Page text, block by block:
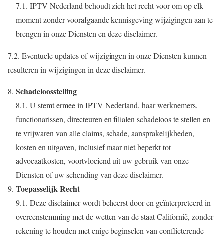
7.1. IPTV Nederland behoudt zich het recht voor om op elk
moment zonder voorafgaande kennisgeving wijzigingen aan te
brengen in onze Diensten en deze disclaimer.
7.2. Eventuele updates of wijzigingen in onze Diensten kunnen
resulteren in wijzigingen in deze disclaimer.
Schadeloosstelling
8.1. U stemt ermee in IPTV Nederland, haar werknemers,
functionarissen, directeuren en filialen schadeloos te stellen en
te vrijwaren van alle claims, schade, aansprakelijkheden,
kosten en uitgaven, inclusief maar niet beperkt tot
advocaatkosten, voortvloeiend uit uw gebruik van onze
Diensten of uw schending van deze disclaimer.
Toepasselijk Recht
9.1. Deze disclaimer wordt beheerst door en geïnterpreteerd in
overeenstemming met de wetten van de staat Californië, zonder
rekening te houden met enige beginselen van conflicterende